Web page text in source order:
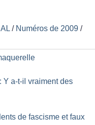
/ Numéros de 2009 /
Y a-t-il vraiment des
de fascisme et faux